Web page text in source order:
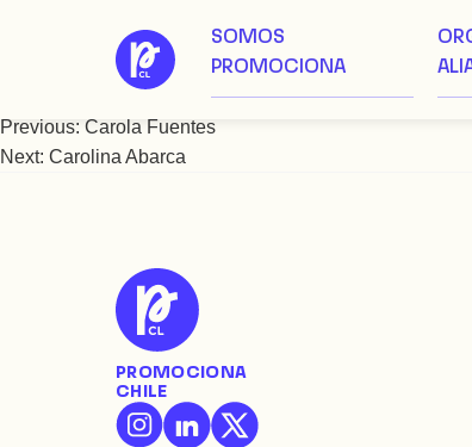
SOMOS
PROMOCIONA
Carola Montes
Navegación
Previous: Carola Fuentes
Next: Carolina Abarca
PROMOCIONA
CHILE